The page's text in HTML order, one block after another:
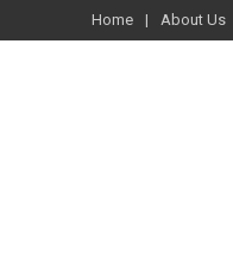
Home About Us